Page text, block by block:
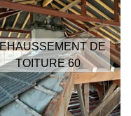
DE
TOITURE 60